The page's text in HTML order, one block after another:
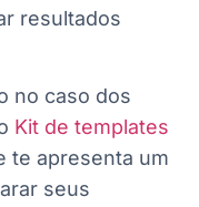
resultados
no caso dos
Kit de templates
te apresenta um
seus